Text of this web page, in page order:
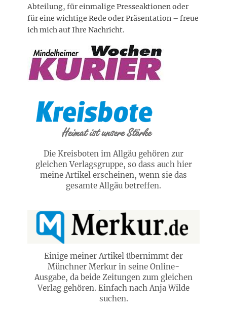
Abteilung, für einmalige Presseaktionen oder
für eine wichtige Rede oder Präsentation – freue
ich mich auf Ihre Nachricht.
Die Kreisboten im Allgäu gehören zur
gleichen Verlagsgruppe, so dass auch hier
meine Artikel erscheinen, wenn sie das
gesamte Allgäu betreffen.
Einige meiner Artikel übernimmt der
Münchner Merkur in seine Online-
Ausgabe, da beide Zeitungen zum gleichen
Verlag gehören. Einfach nach Anja Wilde
suchen.